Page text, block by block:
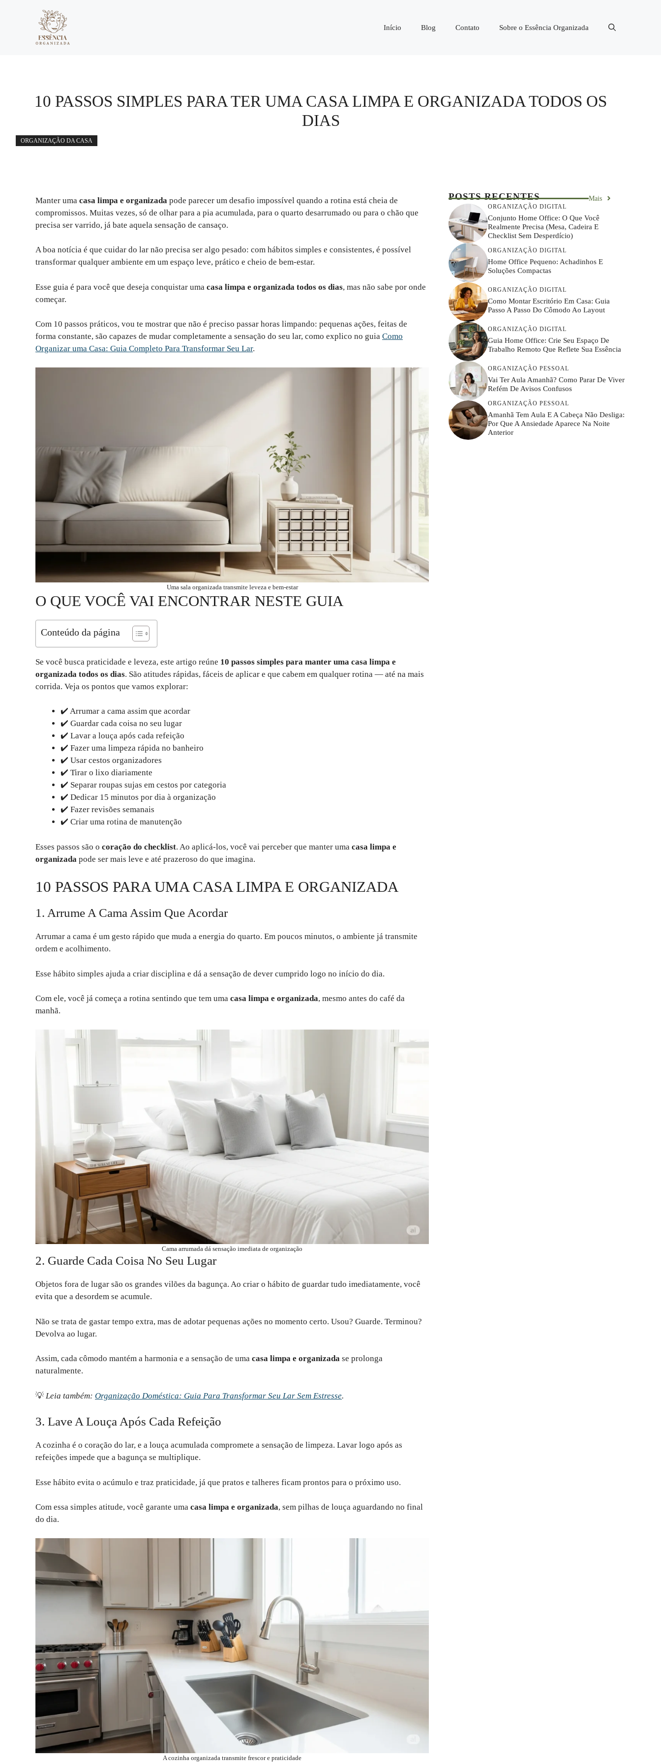
Início Blog Contato Sobre o Essência Organizada
10 PASSOS SIMPLES PARA TER UMA CASA LIMPA E ORGANIZADA TODOS OS
DIAS
ORGANIZAÇÃO DA CASA
Manter uma casa limpa e organizada pode parecer um desafio impossível quando a rotina está cheia de
compromissos. Muitas vezes, só de olhar para a pia acumulada, para o quarto desarrumado ou para o chão que
precisa ser varrido, já bate aquela sensação de cansaço.
A boa notícia é que cuidar do lar não precisa ser algo pesado: com hábitos simples e consistentes, é possível
transformar qualquer ambiente em um espaço leve, prático e cheio de bem-estar.
Esse guia é para você que deseja conquistar uma casa limpa e organizada todos os dias, mas não sabe por onde
começar.
Com 10 passos práticos, vou te mostrar que não é preciso passar horas limpando: pequenas ações, feitas de
forma constante, são capazes de mudar completamente a sensação do seu lar, como explico no guia Como
Organizar uma Casa: Guia Completo Para Transformar Seu Lar.
Uma sala organizada transmite leveza e bem-estar
O QUE VOCÊ VAI ENCONTRAR NESTE GUIA
Conteúdo da página
Se você busca praticidade e leveza, este artigo reúne 10 passos simples para manter uma casa limpa e
organizada todos os dias. São atitudes rápidas, fáceis de aplicar e que cabem em qualquer rotina — até na mais
corrida. Veja os pontos que vamos explorar:
✔️ Arrumar a cama assim que acordar
✔️ Guardar cada coisa no seu lugar
✔️ Lavar a louça após cada refeição
✔️ Fazer uma limpeza rápida no banheiro
✔️ Usar cestos organizadores
✔️ Tirar o lixo diariamente
✔️ Separar roupas sujas em cestos por categoria
✔️ Dedicar 15 minutos por dia à organização
✔️ Fazer revisões semanais
✔️ Criar uma rotina de manutenção
Esses passos são o coração do checklist. Ao aplicá-los, você vai perceber que manter uma casa limpa e
organizada pode ser mais leve e até prazeroso do que imagina.
10 PASSOS PARA UMA CASA LIMPA E ORGANIZADA
1. Arrume A Cama Assim Que Acordar
Arrumar a cama é um gesto rápido que muda a energia do quarto. Em poucos minutos, o ambiente já transmite
ordem e acolhimento.
Esse hábito simples ajuda a criar disciplina e dá a sensação de dever cumprido logo no início do dia.
Com ele, você já começa a rotina sentindo que tem uma casa limpa e organizada, mesmo antes do café da
manhã.
Cama arrumada dá sensação imediata de organização
2. Guarde Cada Coisa No Seu Lugar
Objetos fora de lugar são os grandes vilões da bagunça. Ao criar o hábito de guardar tudo imediatamente, você
evita que a desordem se acumule.
Não se trata de gastar tempo extra, mas de adotar pequenas ações no momento certo. Usou? Guarde. Terminou?
Devolva ao lugar.
Assim, cada cômodo mantém a harmonia e a sensação de uma casa limpa e organizada se prolonga
naturalmente.
💡 Leia também: Organização Doméstica: Guia Para Transformar Seu Lar Sem Estresse.
3. Lave A Louça Após Cada Refeição
A cozinha é o coração do lar, e a louça acumulada compromete a sensação de limpeza. Lavar logo após as
refeições impede que a bagunça se multiplique.
Esse hábito evita o acúmulo e traz praticidade, já que pratos e talheres ficam prontos para o próximo uso.
Com essa simples atitude, você garante uma casa limpa e organizada, sem pilhas de louça aguardando no final
do dia.
A cozinha organizada transmite frescor e praticidade
POSTS RECENTES Mais
ORGANIZAÇÃO DIGITAL
Conjunto Home Office: O Que Você
Realmente Precisa (mesa, Cadeira E
Checklist Sem Desperdício)
ORGANIZAÇÃO DIGITAL
Home Office Pequeno: Achadinhos E
Soluções Compactas
ORGANIZAÇÃO DIGITAL
Como Montar Escritório Em Casa: Guia
Passo A Passo Do Cômodo Ao Layout
ORGANIZAÇÃO DIGITAL
Guia Home Office: Crie Seu Espaço De
Trabalho Remoto Que Reflete Sua Essência
ORGANIZAÇÃO PESSOAL
Vai Ter Aula Amanhã? Como Parar De Viver
Refém De Avisos Confusos
ORGANIZAÇÃO PESSOAL
Amanhã Tem Aula E A Cabeça Não Desliga:
Por Que A Ansiedade Aparece Na Noite
Anterior